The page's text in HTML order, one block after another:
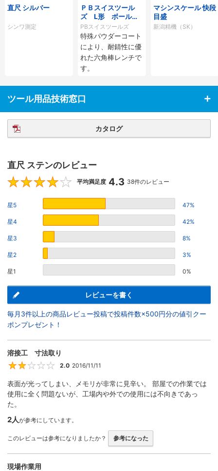
直尺 シルバー
シンワ測定
ＰＢスイスツール
ズ L形 ボール付
ロング六角棒レンチ
セット（レインボ
ー）
PBスイスツールズ
特殊パウダーコート
により、耐錆性に優
れた六角棒レンチで
す。
マシンスケール 快段
目盛
新潟精機（SK）
ツール用品技術窓口
カタログ
直尺 ステンのレビュー
4.3
平均満足度 4.3 38件のレビュー
星5 47%
星4 42%
星3 8%
星2 3%
星1 0%
レビューを書く
毎月3件以上の商品レビュー投稿で投稿件数×500円分の値引クー
ポンプレゼント！
溶接工 寸法取り
2.0 2016/11/11
表面が光ってしまい、メモリが非常に見辛い。 部屋での作業では
使用に全く問題ないが、工場内や外での使用には不向きであっ
た。
2人が参考にしています。
このレビューは参考になりましたか？ 参考になった
現場作業用